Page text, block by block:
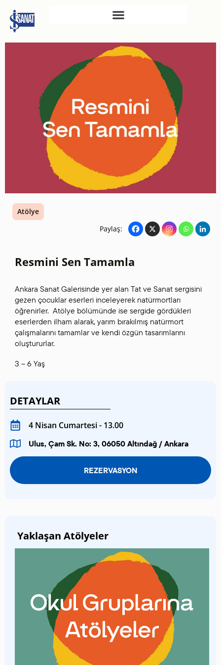
SAHNE SANATLARI
TÜRKIYE İŞ BANKASI
RESIM HEYKEL MÜZESI
TÜRKIYE İŞ BANKASI
MÜZESI
İKTISADI BAĞIMSIZLIK
MÜZESI
ATATÜRK KÜTÜPHANESI
SANAT GALERILERI
KÜLTÜREL MIRASA
DESTEK
Atölye
Paylaş:
Resmini Sen Tamamla
Ankara Sanat Galerisinde yer alan Tat ve Sanat sergisini
gezen çocuklar eserleri inceleyerek natürmortları
öğrenirler. Atölye bölümünde ise sergide gördükleri
eserlerden ilham alarak, yarım bırakılmış natürmort
çalışmalarını tamamlar ve kendi özgün tasarımlarını
oluştururlar.
3 – 6 Yaş
DETAYLAR
4 Nisan Cumartesi - 13.00
Ulus, Çam Sk. No: 3, 06050 Altındağ / Ankara
REZERVASYON
Yaklaşan Atölyeler